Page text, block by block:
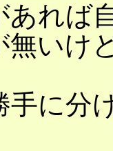
あれば
無いけ
手に分